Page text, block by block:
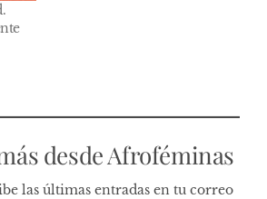
desde Afroféminas
las últimas entradas en tu correo